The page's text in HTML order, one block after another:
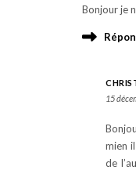
Bonjour je
15
mien
de